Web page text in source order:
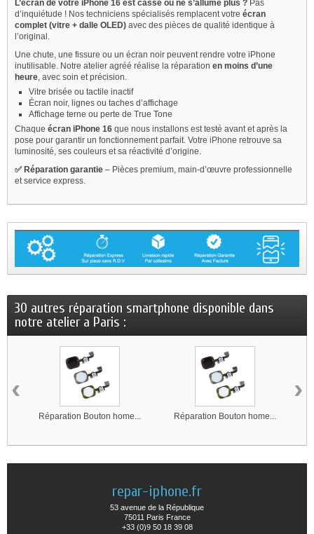
L’écran de votre iPhone 16 est cassé ou ne s’allume plus ? Pas
d’inquiétude ! Nos techniciens spécialisés remplacent votre écran
complet (vitre + dalle OLED) avec des pièces de qualité identique à
l’original.
Une chute, une fissure ou un écran noir peuvent rendre votre iPhone
inutilisable. Notre atelier agréé réalise la réparation en moins d’une
heure, avec soin et précision.
Vitre brisée ou tactile inactif
Écran noir, lignes ou taches d’affichage
Affichage terne ou perte de True Tone
Chaque écran iPhone 16 que nous installons est testé avant et après la
pose pour garantir un fonctionnement parfait. Votre iPhone retrouve sa
luminosité, ses couleurs et sa réactivité d’origine.
✅ Réparation garantie – Pièces premium, main-d’œuvre professionnelle
et service express.
30 autres réparation smartphone disponible dans
notre atelier a Paris :
Réparation Bouton home... Réparation Bouton home...
‹ ›
repar-iphone.fr
53 avenue de la République
75011 Paris France
+33 (0)9 50 18 39 08